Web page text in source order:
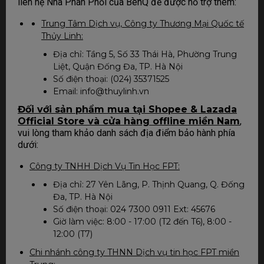
Trung Tâm Dịch vụ, Công ty Thương Mại Quốc tế
Thủy Linh:
Địa chỉ: Tầng 5, Số 33 Thái Hà, Phường Trung
Liệt, Quận Đống Đa, TP. Hà Nội
Số điện thoại: (024) 35371525
Email: info@thuylinh.vn
Đối với sản phẩm mua tại Shopee & Lazada
Official Store và cửa hàng offline miền Nam,
vui lòng tham khảo danh sách địa điểm bảo hành phía
dưới:
Công ty TNHH Dịch Vụ Tin Học FPT:
Địa chỉ: 27 Yên Lãng, P. Thịnh Quang, Q. Đống
Đa, TP. Hà Nội
Số điện thoại: 024 7300 0911 Ext: 45676
Giờ làm việc: 8:00 - 17:00 (T2 đến T6), 8:00 -
12:00 (T7)
Chi nhánh công ty THNN Dịch vụ tin học FPT miền